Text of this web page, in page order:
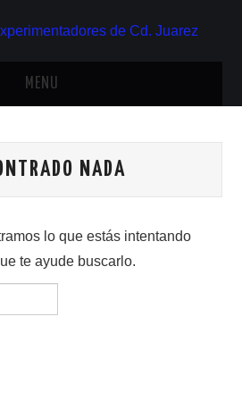
MENU
NADA
lo que estás intentando
te ayude buscarlo.